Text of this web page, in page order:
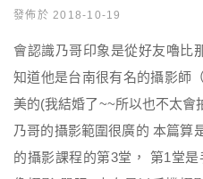
發佈於 2018-10-19
會認識乃哥印象是從好友嚕比
知道他是台南很有名的攝影師
美的(我結婚了~~所以也不太會
乃哥的攝影範圍很廣的 本篇算
的攝影課程的第3堂， 第1堂